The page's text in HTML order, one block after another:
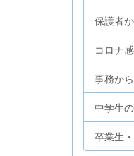
保護者
コロナ
事務か
中学生
卒業生